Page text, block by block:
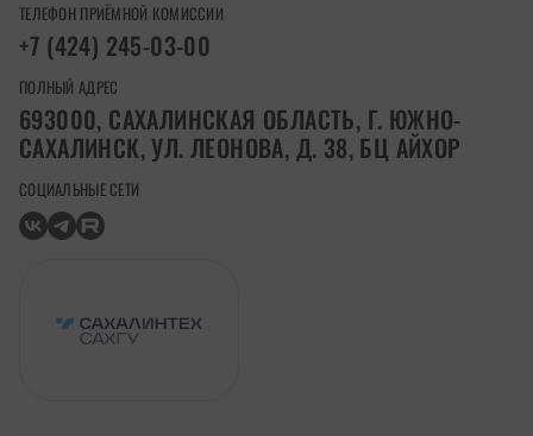
ТЕЛЕФОН ПРИЁМНОЙ КОМИССИИ
+7 (424) 245-03-00
ПОЛНЫЙ АДРЕС
693000, САХАЛИНСКАЯ ОБЛАСТЬ, Г. ЮЖНО-
САХАЛИНСК, УЛ. ЛЕОНОВА, Д. 38, БЦ АЙХОР
СОЦИАЛЬНЫЕ СЕТИ